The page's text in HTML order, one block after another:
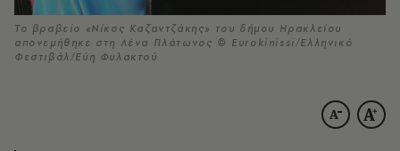
Το βραβείο «Νίκος Καζαντζάκης» του δήμου Ηρακλείου
απονεμήθηκε στη Λένα Πλάτωνος © Eurokinissi/Ελληνικό
Φεστιβάλ/Εύη Φυλακτού